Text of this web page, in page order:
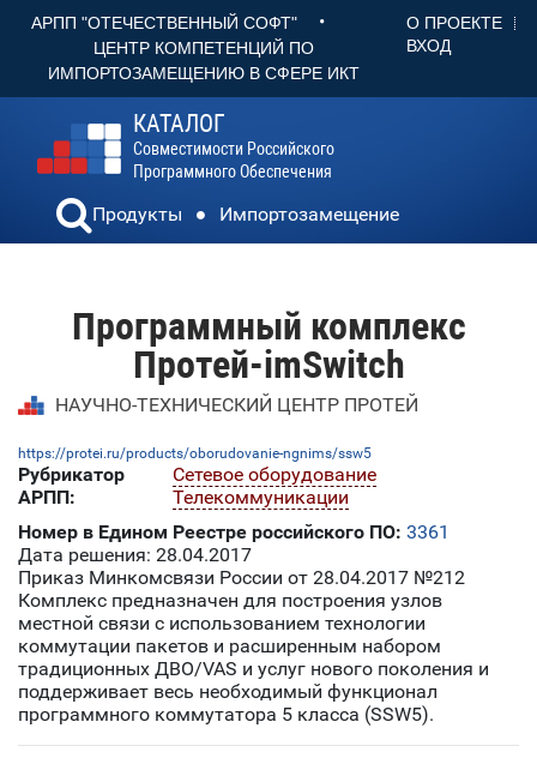
АРПП "ОТЕЧЕСТВЕННЫЙ СОФТ" •
ЦЕНТР КОМПЕТЕНЦИЙ ПО
ИМПОРТОЗАМЕЩЕНИЮ В СФЕРЕ ИКТ
О ПРОЕКТЕ
ВХОД
КАТАЛОГ
Совместимости Российского
Программного Обеспечения
Продукты Импортозамещение
Программный комплекс
Протей-imSwitch
НАУЧНО-ТЕХНИЧЕСКИЙ ЦЕНТР ПРОТЕЙ
https://protei.ru/products/oborudovanie-ngnims/ssw5
Рубрикатор
АРПП:
Сетевое оборудование
Телекоммуникации
Номер в Едином Реестре российского ПО: 3361
Дата решения: 28.04.2017
Приказ Минкомсвязи России от 28.04.2017 №212
Комплекс предназначен для построения узлов
местной связи с использованием технологии
коммутации пакетов и расширенным набором
традиционных ДВО/VAS и услуг нового поколения и
поддерживает весь необходимый функционал
программного коммутатора 5 класса (SSW5).